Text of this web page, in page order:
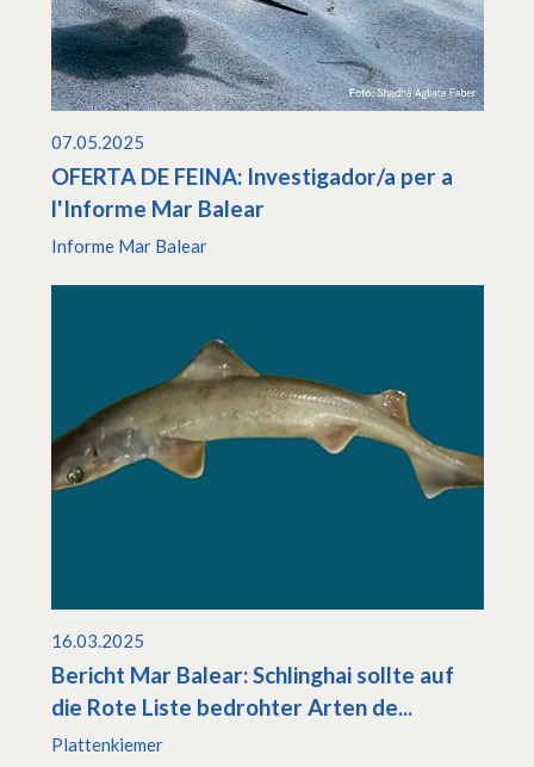
07.05.2025
OFERTA DE FEINA: Investigador/a per a
l'Informe Mar Balear
Informe Mar Balear
16.03.2025
Bericht Mar Balear: Schlinghai sollte auf
die Rote Liste bedrohter Arten de...
Plattenkiemer